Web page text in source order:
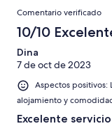
Comentario verificado
10/10
Dina
7 de oct de 2023
Aspectos positivos:
alojamiento y
Excelente servicio